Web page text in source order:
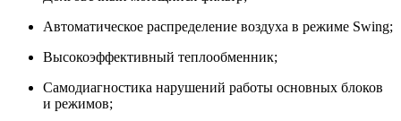
Автоматическое распределение воздуха в режиме Swing;
Высокоэффективный теплообменник;
Самодиагностика нарушений работы основных блоков
и режимов;